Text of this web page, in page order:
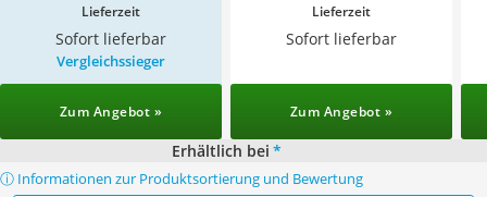
Lieferzeit
Sofort lieferbar
Lieferzeit
Sofort lieferbar
Vergleichssieger
Zum Angebot » Zum Angebot »
Erhältlich bei *
ⓘ Informationen zur Produktsortierung und Bewertung